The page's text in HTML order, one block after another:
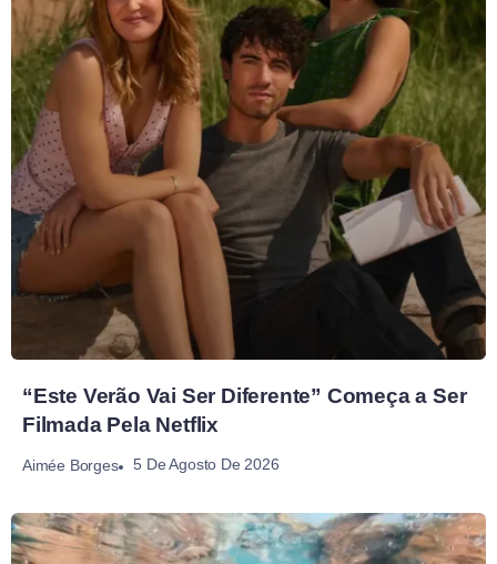
“Este Verão Vai Ser Diferente” Começa a Ser
Filmada Pela Netflix
Aimée Borges 5 De Agosto De 2026